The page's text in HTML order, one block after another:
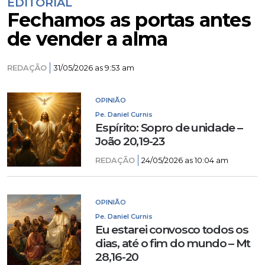
Fechamos as portas antes
de vender a alma
REDAÇÃO 31/05/2026 as 9:53 am
OPINIÃO
Pe. Daniel Curnis
Espírito: Sopro de unidade –
João 20,19-23
REDAÇÃO 24/05/2026 as 10:04 am
OPINIÃO
Pe. Daniel Curnis
Eu estarei convosco todos os
dias, até o fim do mundo – Mt
28,16-20